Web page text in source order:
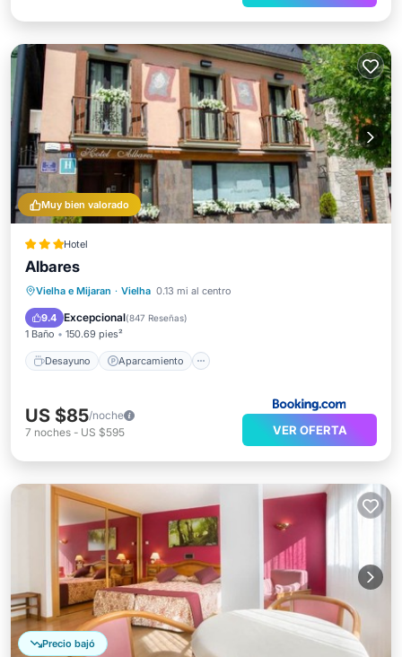
Muy bien valorado
Hotel
Albares
Vielha e Mijaran · Vielha 0.13 mi al centro
9.4 Excepcional(847 Reseñas)
1 Baño 150.69 pies²
Desayuno Aparcamiento
Desayuno Aparcamiento
Balcón/Terraza
US $85/noche
7 noches - US $595 VER OFERTA
Precio bajó